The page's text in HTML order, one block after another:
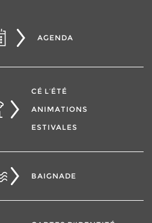
AGENDA
CÉ L’ÉTÉ
ANIMATIONS
ESTIVALES
BAIGNADE